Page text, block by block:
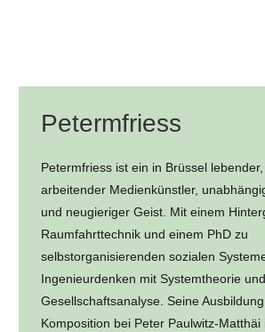
Petermfriess
Petermfriess ist ein in Brüssel
arbeitender Medienkünstler,
und neugieriger Geist. Mit einem
Raumfahrttechnik und einem PhD zu
selbstorganisierenden sozialen
Ingenieurdenken mit Systemtheorie und
Gesellschaftsanalyse. Seine
Komposition bei Peter Paulwitz-Matthäi